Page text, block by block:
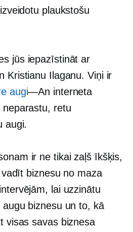
plaukstošu
jūs iepazīstināt ar
Kristianu Ilaganu. Viņi ir
augi—An interneta
retu
augi.
ir ne tikai zaļš īkšķis,
biznesu no maza
lai uzzinātu
biznesu un to, kā
visas savas biznesa